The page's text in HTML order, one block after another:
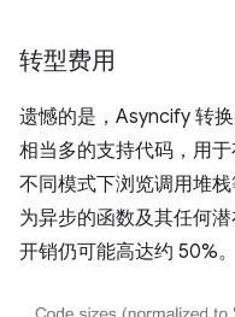
转型费用
遗憾的是，Asyncify 转
相当多的支持代码，用
不同模式下浏览调用堆
为异步的函数及其任何
开销仍可能高达约 50%。